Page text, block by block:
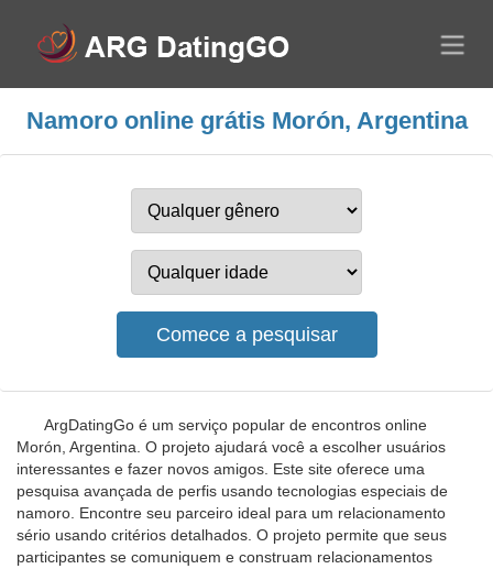
Namoro online grátis Morón, Argentina
ArgDatingGo é um serviço popular de encontros online
Morón, Argentina. O projeto ajudará você a escolher usuários
interessantes e fazer novos amigos. Este site oferece uma
pesquisa avançada de perfis usando tecnologias especiais de
namoro. Encontre seu parceiro ideal para um relacionamento
sério usando critérios detalhados. O projeto permite que seus
participantes se comuniquem e construam relacionamentos